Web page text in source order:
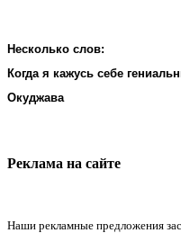
Несколько слов:
Когда я кажусь себе
Окуджава
Реклама на cайте
Наши рекламные предложения